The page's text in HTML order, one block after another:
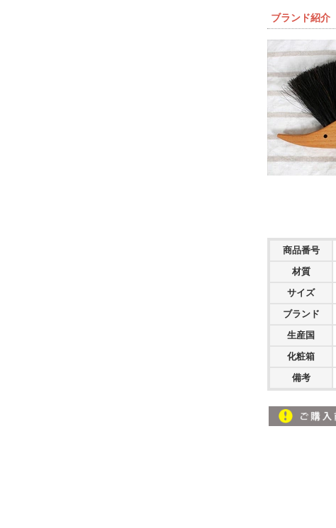
ブランド紹介
商品番号
材質
サイズ
ブランド
生産国
化粧箱
備考